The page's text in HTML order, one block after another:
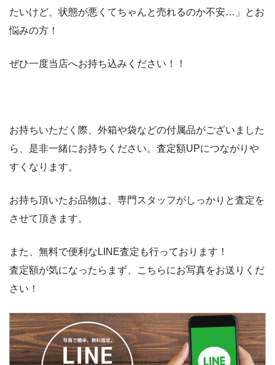
たいけど、状態が悪くてちゃんと売れるのか不安…」とお
悩みの方！
ぜひ一度当店へお持ち込みください！！
お持ちいただく際、外箱や袋などの付属品がございました
ら、是非一緒にお持ちください。査定額UPにつながりや
すくなります。
お持ち頂いたお品物は、専門スタッフがしっかりと査定を
させて頂きます。
また、無料で便利なLINE査定も行っております！
査定額が気になったらまず、こちらにお写真をお送りくだ
さい！